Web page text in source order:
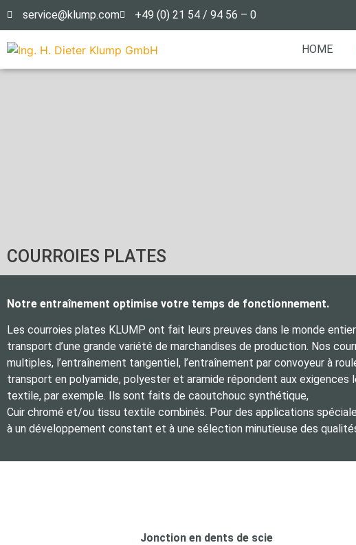
service@klump.com +49 (0) 21 54 / 94 56 – 0
HOME
COURROIES PLATES
Notre entraînement optimise votre temps de fonctionnement.
Les courroies plates KLUMP ont fait leurs preuves dans le monde
transport d’une grande variété de marchandises de production. Nos
multiples, l’entraînement tangentiel, l’entraînement par convoyeur à
transport en polyamide, polyester et aramide répondent aux exigences
textile, par exemple. Ils sont faits de caoutchouc synthétique,
Cuir chromé et/ou tissu textile combinés. Pour des applications
à un développement constant et à une sélection minutieuse des
Jonction en dents de scie